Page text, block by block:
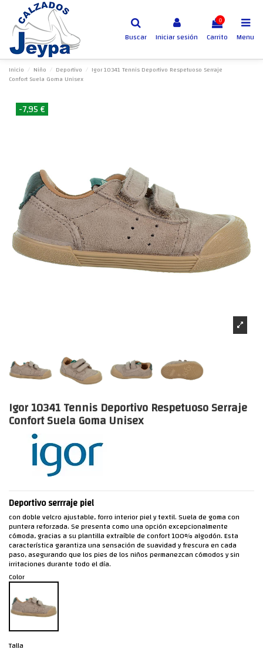
Buscar Iniciar sesión
0
Carrito Menu
Inicio Niño Deportivo
Igor 10341 Tennis Deportivo Respetuoso Serraje
Confort Suela Goma Unisex
-7,95 €
Igor 10341 Tennis Deportivo Respetuoso Serraje
Confort Suela Goma Unisex
Deportivo serrraje piel
con doble velcro ajustable, forro interior piel y textil. Suela de goma con
puntera reforzada. Se presenta como una opción excepcionalmente
cómoda, gracias a su plantilla extraíble de confort 100% algodón. Esta
característica garantiza una sensación de suavidad y frescura en cada
paso, asegurando que los pies de los niños permanezcan cómodos y sin
irritaciones durante todo el día.
Color
Talla